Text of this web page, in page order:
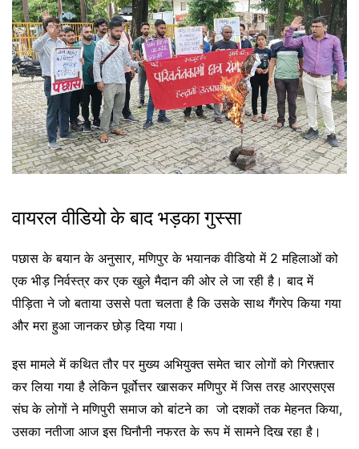
वायरल वीडियो के बाद भड़का गुस्सा
पछास के बयान के अनुसार, मणिपुर के भयानक वीडियो में 2 महिलाओं को
एक भीड़ निर्वस्त्र कर एक खुले मैदान की ओर ले जा रही है। बाद में
पीड़िता ने जो बताया उससे पता चलता है कि उसके साथ गैंगरेप किया गया
और मरा हुआ जानकर छोड़ दिया गया।
इस मामले में कथित तौर पर मुख्य अभियुक्त समेत चार लोगों को गिरफ़्तार
कर लिया गया है लेकिन पूर्वोत्तर खासकर मणिपुर में जिस तरह आरएसएस
संघ के लोगों ने मणिपुरी समाज को बांटने का जो दशकों तक मेहनत किया,
उसका नतीजा आज इस घिनौनी नफरत के रूप में सामने दिख रहा है।